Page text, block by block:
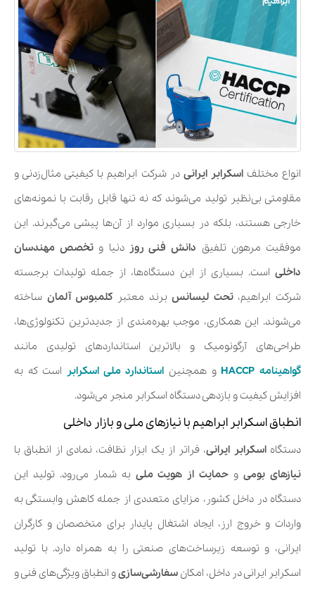
انواع مختلف اسکرابر ایرانی در شرکت ابراهیم با کیفیتی مثال‌زدنی و
مقاومتی بی‌نظیر تولید می‌شوند که نه تنها قابل رقابت با نمونه‌های
خارجی هستند، بلکه در بسیاری موارد از آن‌ها پیشی می‌گیرند. این
موفقیت مرهون تلفیق دانش فنی روز دنیا و تخصص مهندسان
داخلی است. بسیاری از این دستگاه‌ها، از جمله تولیدات برجسته
شرکت ابراهیم،تحت لیسانسبرند معتبر کلمبوس آلمان ساخته
می‌شوند. این همکاری، موجب بهره‌مندی از جدیدترین تکنولوژی‌ها،
طراحی‌های آرگونومیک و بالاترین استانداردهای تولیدی مانند
گواهینامه HACCP
و همچنین استاندارد ملی اسکرابر است که به
افزایش کیفیت و بازدهی دستگاه اسکرابر منجر می‌شود.
انطباق اسکرابر ابراهیم با نیازهای ملی و بازار داخلی
دستگاهاسکرابر ایرانی، فراتر از یک ابزار نظافت، نمادی از انطباق با
نیازهای بومیو حمایت از هویت ملی به شمار می‌رود. تولید این
دستگاه در داخل کشور، مزایای متعددی از جمله کاهش وابستگی به
واردات و خروج ارز، ایجاد اشتغال پایدار برای متخصصان و کارگران
ایرانی، و توسعه زیرساخت‌های صنعتی را به همراه دارد. با تولید
اسکرابر ایرانی در داخل، امکان سفارشی‌سازیو انطباق ویژگی‌های فنی و